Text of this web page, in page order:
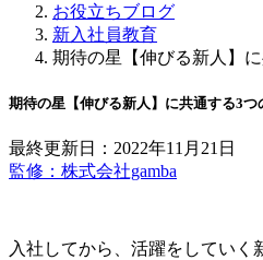
お役立ちブログ
新入社員教育
期待の星【伸びる新人】
期待の星【伸びる新人】に共通する3つ
最終更新日：2022年11月21日
監修：株式会社gamba
入社してから、活躍をしていく